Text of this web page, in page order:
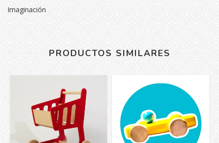
Imaginación
PRODUCTOS SIMILARES